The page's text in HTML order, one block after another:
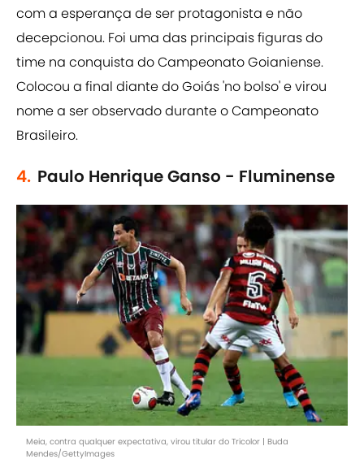
com a esperança de ser protagonista e não
decepcionou. Foi uma das principais figuras do
time na conquista do Campeonato Goianiense.
Colocou a final diante do Goiás 'no bolso' e virou
nome a ser observado durante o Campeonato
Brasileiro.
4. Paulo Henrique Ganso - Fluminense
Meia, contra qualquer expectativa, virou titular do Tricolor | Buda
Mendes/GettyImages